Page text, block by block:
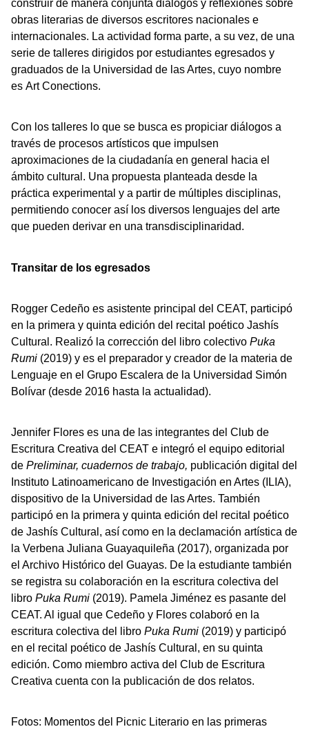
construir de manera conjunta diálogos y reflexiones sobre
obras literarias de diversos escritores nacionales e
internacionales. La actividad forma parte, a su vez, de una
serie de talleres dirigidos por estudiantes egresados y
graduados de la Universidad de las Artes, cuyo nombre
es Art Conections.
Con los talleres lo que se busca es propiciar diálogos a
través de procesos artísticos que impulsen
aproximaciones de la ciudadanía en general hacia el
ámbito cultural. Una propuesta planteada desde la
práctica experimental y a partir de múltiples disciplinas,
permitiendo conocer así los diversos lenguajes del arte
que pueden derivar en una transdisciplinaridad.
Transitar de los egresados
Rogger Cedeño es asistente principal del CEAT, participó
en la primera y quinta edición del recital poético Jashís
Cultural. Realizó la corrección del libro colectivo Puka
Rumi (2019) y es el preparador y creador de la materia de
Lenguaje en el Grupo Escalera de la Universidad Simón
Bolívar (desde 2016 hasta la actualidad).
Jennifer Flores es una de las integrantes del Club de
Escritura Creativa del CEAT e integró el equipo editorial
de Preliminar, cuadernos de trabajo, publicación digital del
Instituto Latinoamericano de Investigación en Artes (ILIA),
dispositivo de la Universidad de las Artes. También
participó en la primera y quinta edición del recital poético
de Jashís Cultural, así como en la declamación artística de
la Verbena Juliana Guayaquileña (2017), organizada por
el Archivo Histórico del Guayas. De la estudiante también
se registra su colaboración en la escritura colectiva del
libro Puka Rumi (2019). Pamela Jiménez es pasante del
CEAT. Al igual que Cedeño y Flores colaboró en la
escritura colectiva del libro Puka Rumi (2019) y participó
en el recital poético de Jashís Cultural, en su quinta
edición. Como miembro activa del Club de Escritura
Creativa cuenta con la publicación de dos relatos.
Fotos: Momentos del Picnic Literario en las primeras